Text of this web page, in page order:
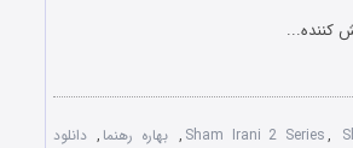
کننده...
Sham Irani 2 Series,
, بهاره رهنما , دانلود